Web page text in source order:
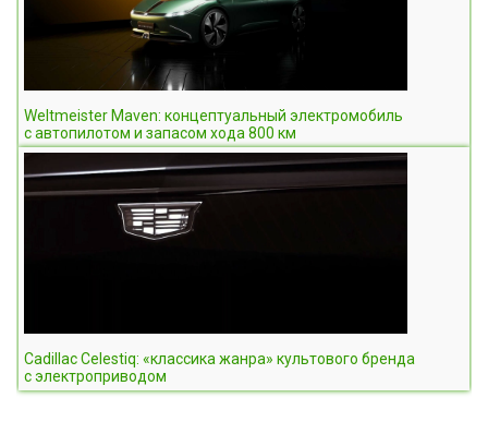
Weltmeister Maven: концептуальный электромобиль
с автопилотом и запасом хода 800 км
Cadillac Celestiq: «классика жанра» культового бренда
с электроприводом